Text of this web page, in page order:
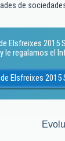
de
Elsfreixes 2015
le regalamos el
Elsfreixes 2015